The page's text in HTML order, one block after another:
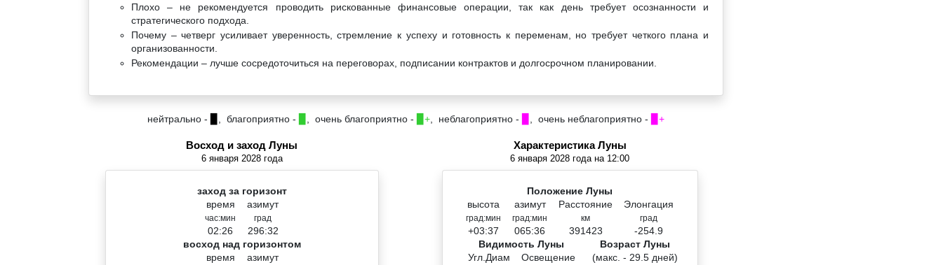
Плохо – не рекомендуется проводить рискованные финансовые операции, так как день требует осознанности и
стратегического подхода.
Почему – четверг усиливает уверенность, стремление к успеху и готовность к переменам, но требует четкого плана и
организованности.
Рекомендации – лучше сосредоточиться на переговорах, подписании контрактов и долгосрочном планировании.
нейтрально - , благоприятно - , очень благоприятно - ▉+ , неблагоприятно - , очень неблагоприятно - ▉+
Восход и заход Луны
6 января 2028 года
заход за горизонт
время
час:мин
02:26
азимут
град
296:32
восход над горизонтом
время
азимут
Характеристика Луны
6 января 2028 года на 12:00
Положение Луны
высота
град:мин
+03:37
азимут
град:мин
065:36
Расстояние
км
391423
Элонгация
град
-254.9
Видимость Луны
Угл.Диам
Освещение
Возраст Луны
(макс. - 29.5 дней)